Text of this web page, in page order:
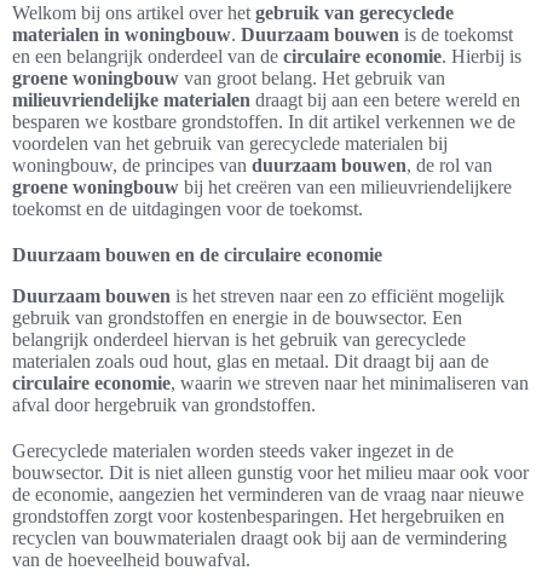
Welkom bij ons artikel over het gebruik van gerecyclede
materialen in woningbouw. Duurzaam bouwen is de toekomst
en een belangrijk onderdeel van de circulaire economie. Hierbij is
groene woningbouw van groot belang. Het gebruik van
milieuvriendelijke materialen draagt bij aan een betere wereld en
besparen we kostbare grondstoffen. In dit artikel verkennen we de
voordelen van het gebruik van gerecyclede materialen bij
woningbouw, de principes van duurzaam bouwen, de rol van
groene woningbouw bij het creëren van een milieuvriendelijkere
toekomst en de uitdagingen voor de toekomst.
Duurzaam bouwen en de circulaire economie
Duurzaam bouwen is het streven naar een zo efficiënt mogelijk
gebruik van grondstoffen en energie in de bouwsector. Een
belangrijk onderdeel hiervan is het gebruik van gerecyclede
materialen zoals oud hout, glas en metaal. Dit draagt bij aan de
circulaire economie, waarin we streven naar het minimaliseren van
afval door hergebruik van grondstoffen.
Gerecyclede materialen worden steeds vaker ingezet in de
bouwsector. Dit is niet alleen gunstig voor het milieu maar ook voor
de economie, aangezien het verminderen van de vraag naar nieuwe
grondstoffen zorgt voor kostenbesparingen. Het hergebruiken en
recyclen van bouwmaterialen draagt ook bij aan de vermindering
van de hoeveelheid bouwafval.